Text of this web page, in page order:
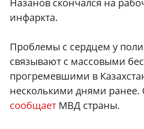
Назанов скончался на
инфаркта.
Проблемы с сердцем у
связывают с массовыми
прогремевшими в
несколькими днями ранее.
сообщает МВД страны.